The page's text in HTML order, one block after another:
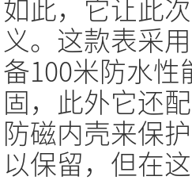
如此，它让此
义。这款表采
备100米防水
固，此外它还
防磁内壳来保
以保留，但在